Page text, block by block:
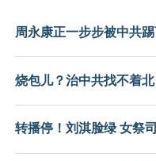
周永康正一步步被中共
烧包儿？治中共找不着
转播停！刘淇脸绿 女祭